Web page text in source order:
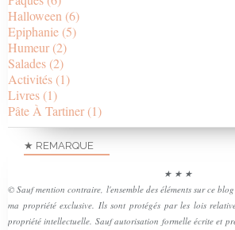
Halloween (6)
Epiphanie (5)
Humeur (2)
Salades (2)
Activités (1)
Livres (1)
Pâte À Tartiner (1)
★ REMARQUE
★ ★ ★
© Sauf mention contraire, l'ensemble des éléments sur ce
ma propriété exclusive. Ils sont protégés par les lois
propriété intellectuelle. Sauf autorisation formelle écrite et